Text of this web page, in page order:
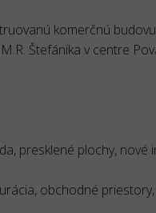
komerčnú
Štefánika v centre
presklené plochy, nové
obchodné